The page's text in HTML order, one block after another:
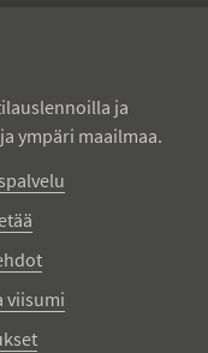
ja
ympäri maailmaa.
viisumi